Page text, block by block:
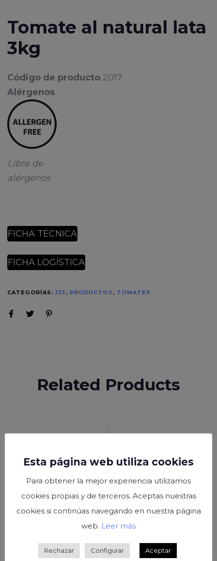
Tomate al natural lata
3kg
Código de producto 2017
Alérgenos
Libre de
alérgenos
FICHA TÉCNICA
FICHA LOGÍSTICA
CATEGORÍAS:JJJ , PRODUCTOS , TOMATES
Related Products
Esta página web utiliza cookies
Para obtener la mejor experiencia utilizamos
cookies propias y de terceros. Aceptas nuestras
cookies si continúas navegando en nuestra página
web. Leer más
Rechazar Configurar Aceptar